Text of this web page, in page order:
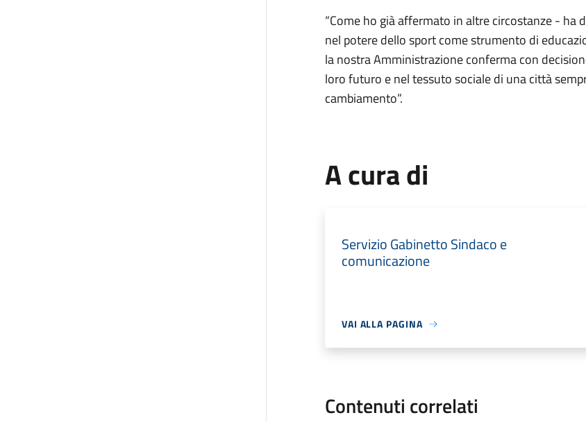
“Come ho già affermato in altre circostanze -
nel potere dello sport come strumento di
la nostra Amministrazione conferma con
loro futuro e nel tessuto sociale di una città
cambiamento”.
A cura di
Servizio Gabinetto Sindaco e
comunicazione
VAI ALLA PAGINA
Contenuti correlati